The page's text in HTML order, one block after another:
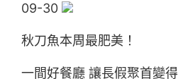
09-30
秋刀魚本周最肥美！
一間好餐廳 讓長假聚首變